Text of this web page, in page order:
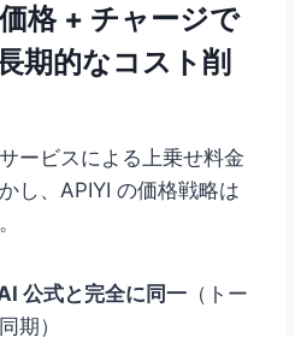
格 + チャージで
期的なコスト削
ービスによる上乗せ料金
し、APIYI の価格戦略は
公式と完全に同一 （トー
期）